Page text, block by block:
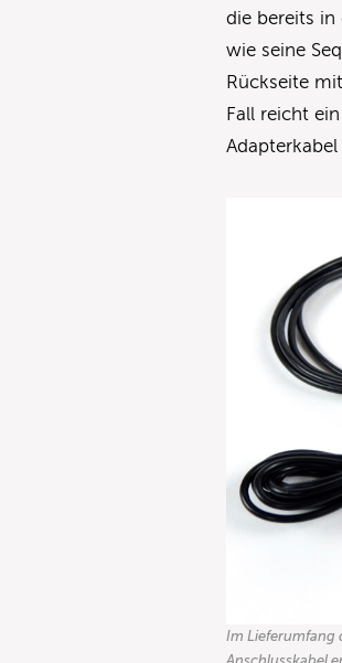
die bereits in
wie seine
Rückseite
Fall reicht
Im Lieferumfang